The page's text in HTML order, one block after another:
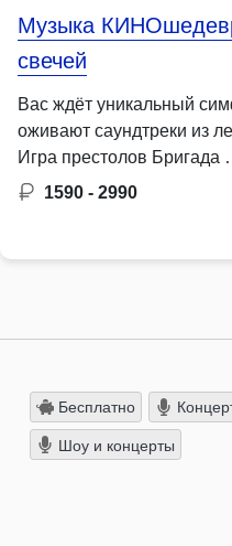
Музыка
свечей
Вас ждёт уникальный
оживают саундтреки из
Игра престолов Бригада
1590 - 2990
Бесплатно
Шоу и концерты